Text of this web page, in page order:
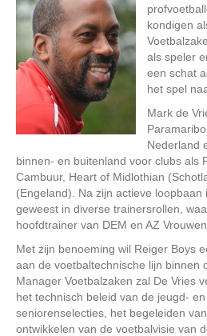
kondigen
als speler
een schat
het spel
Mark de
Nederland
binnen- en buitenland voor clubs als
Cambuur, Heart of Midlothian
(Engeland). Na zijn actieve loopbaan
geweest in diverse trainersrollen,
hoofdtrainer van DEM en AZ Vrouwen.
Met zijn benoeming wil Reiger Boys
aan de voetbaltechnische lijn binnen
Manager Voetbalzaken zal De Vries
het technisch beleid van de jeugd-
seniorenselecties, het begeleiden
ontwikkelen van de voetbalvisie van